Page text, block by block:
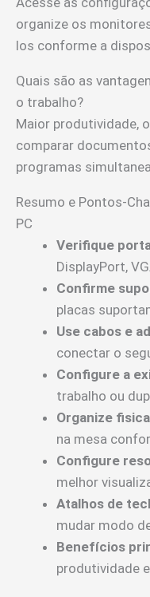
organize os
los conforme a
Quais são as
o trabalho?
Maior produtividade,
comparar
programas
Resumo e Pontos-
PC
Verifique
DisplayPort,
Confirme
placas
Use cabos e
conectar o
Configure a
trabalho ou
Organize
na mesa
Configure
melhor
Atalhos de
mudar modo
Benefícios
produtividade